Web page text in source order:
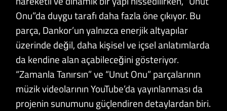
Onu”da duygu tarafı daha fazla öne çıkıyor. Bu
parça, Dankor’un yalnızca enerjik altyapılar
üzerinde değil, daha kişisel ve içsel anlatımlarda
da kendine alan açabileceğini gösteriyor.
“Zamanla Tanırsın” ve “Unut Onu” parçalarının
müzik videolarının YouTube’da yayınlanması da
projenin sunumunu güçlendiren detaylardan biri.